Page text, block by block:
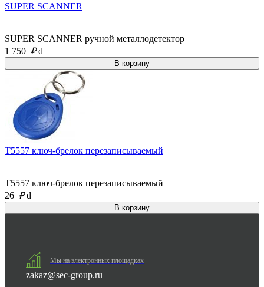
SUPER SCANNER
SUPER SCANNER ручной металлодетектор
1 750 ₽ d
T5557 ключ-брелок перезаписываемый
T5557 ключ-брелок перезаписываемый
26 ₽ d
Мы на электронных площадках
zakaz@sec-group.ru